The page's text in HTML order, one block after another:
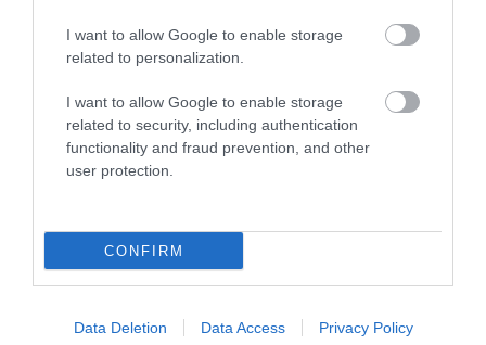
I want to allow Google to enable storage
related to personalization.
I want to allow Google to enable storage
related to security, including authentication
functionality and fraud prevention, and other
user protection.
CONFIRM
Data Deletion Data Access Privacy Policy
TATA ELBŰVÖLŐ LÁTVÁNYOSSÁGAI,
TANULJ NÉMETÜL OTTHONRÓL: A
DIGITÁLIS TANULÁS ELŐNYEI